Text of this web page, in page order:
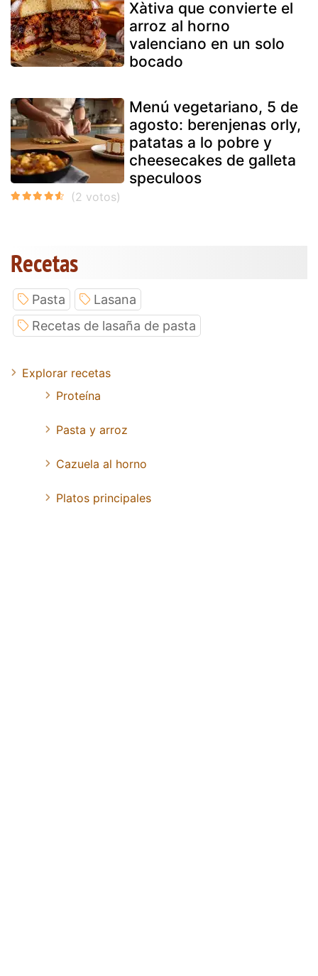
Xàtiva que convierte el
arroz al horno
valenciano en un solo
bocado
Menú vegetariano, 5 de
agosto: berenjenas orly,
patatas a lo pobre y
cheesecakes de galleta
speculoos
Recetas
Pasta
Lasana
Recetas de lasaña de pasta
Explorar recetas
Proteína
Pasta y arroz
Cazuela al horno
Platos principales